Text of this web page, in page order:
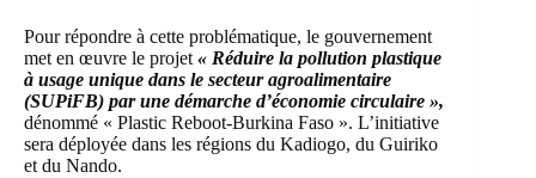
Pour répondre à cette problématique, le gouvernement
met en œuvre le projet « Réduire la pollution plastique
à usage unique dans le secteur agroalimentaire
(SUPiFB) par une démarche d’économie circulaire »,
dénommé « Plastic Reboot-Burkina Faso ». L’initiative
sera déployée dans les régions du Kadiogo, du Guiriko
et du Nando.